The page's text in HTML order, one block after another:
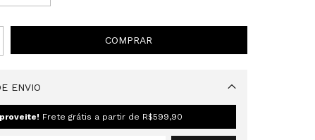
ENVIO
Frete grátis a partir de R$599,90